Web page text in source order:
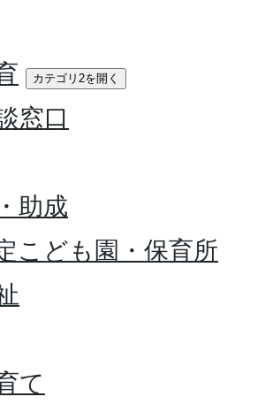
カテゴリ2を開く
窓口
助成
こども園・保育所
て